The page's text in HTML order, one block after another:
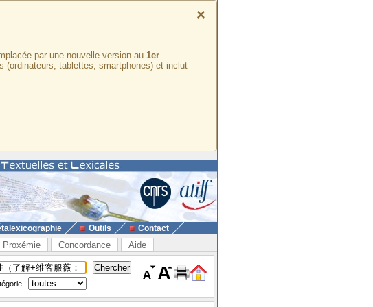
×
par une nouvelle version au 1er
(ordinateurs, tablettes, smartphones) et inclut
Outils Contact
Proxémie Concordance Aide
: